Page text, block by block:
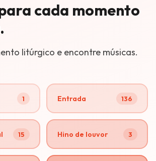
cada momento
litúrgico e encontre músicas.
1 Entrada 136
15 Hino de louvor 3